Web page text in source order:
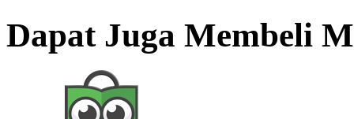
Dapat Juga Membeli